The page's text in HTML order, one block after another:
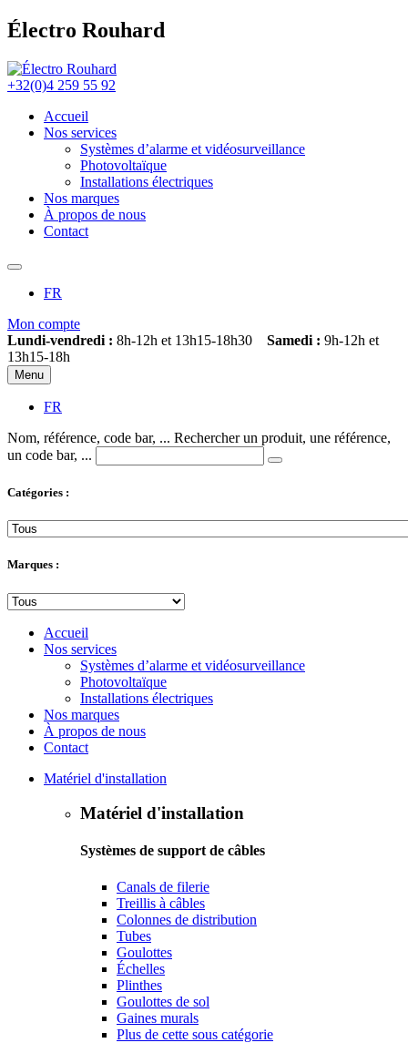
Électro Rouhard
+32(0)4 259 55 92
Accueil
Nos services
Systèmes d’alarme et vidéosurveillance
Photovoltaïque
Installations électriques
Nos marques
À propos de nous
Contact
FR
Mon compte
Lundi-vendredi : 8h-12h et 13h15-18h30 Samedi : 9h-12h et
13h15-18h
Menu
FR
Nom, référence, code bar, ... Rechercher un produit, une référence,
un code bar, ...
Catégories :
Marques :
Accueil
Nos services
Systèmes d’alarme et vidéosurveillance
Photovoltaïque
Installations électriques
Nos marques
À propos de nous
Contact
Matériel d'installation
Matériel d'installation
Systèmes de support de câbles
Canals de filerie
Treillis à câbles
Colonnes de distribution
Tubes
Goulottes
Échelles
Plinthes
Goulottes de sol
Gaines murals
Plus de cette sous catégorie